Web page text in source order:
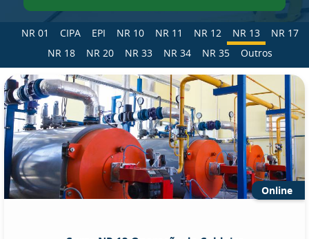
NR 01 CIPA EPI NR 10 NR 11 NR 12 NR 13
NR 17
NR 18
NR 20 NR 33 NR 34 NR 35 Outros
Online